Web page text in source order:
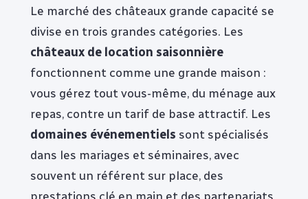
Le marché des châteaux grande capacité se
divise en trois grandes catégories. Les
châteaux de location saisonnière
fonctionnent comme une grande maison :
vous gérez tout vous-même, du ménage aux
repas, contre un tarif de base attractif. Les
domaines événementiels sont spécialisés
dans les mariages et séminaires, avec
souvent un référent sur place, des
prestations clé en main et des partenariats